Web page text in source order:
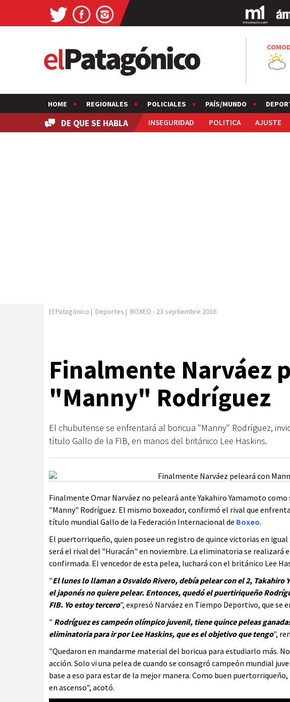
HOME REGIONALES POLICIALES PAÍS/MUNDO
DE QUE SE HABLA INSEGURIDAD POLITICA AJUSTE
El Patagónico | Deportes | BOXEO - 23 septiembre 2016
Finalmente Narváez
"Manny" Rodríguez
El chubutense se enfrentará al boricua "Manny" Rodríguez,
título Gallo de la FIB, en manos del británico Lee Haskins.
Finalmente Omar Narváez no peleará ante Yakahiro Yamamoto
"Manny" Rodríguez. El mismo boxeador, confirmó el rival que
título mundial Gallo de la Federación Internacional de Boxeo.
El puertorriqueño, quien posee un registro de quince victorias en
será el rival del "Huracán" en noviembre. La eliminatoria se realizará
confirmada. El vencedor de esta pelea, luchará con el británico Lee
"El lunes lo llaman a Osvaldo Rivero, debía pelear con el 2, Takahiro
el japonés no quiere pelear. Entonces, quedó el puertiriqueño
FIB. Yo estoy tercero", expresó Narváez en Tiempo Deportivo, que se
" Rodríguez es campeón olímpico juvenil, tiene quince peleas
eliminatoria para ir por Lee Haskins, que es el objetivo que tengo",
"Quedaron en mandarme material del boricua para estudiarlo más.
acción. Solo vi una pelea de cuando se consagró campeón mundial
base a eso para estar de la mejor manera. Como buen
en ascenso", acotó.